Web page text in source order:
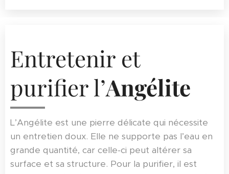
Entretenir et
purifier l’Angélite
L’Angélite est une pierre délicate qui nécessite
un entretien doux. Elle ne supporte pas l’eau en
grande quantité, car celle-ci peut altérer sa
surface et sa structure. Pour la purifier, il est